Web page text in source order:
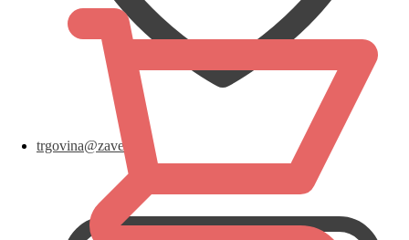
trgovina@zavese.eu